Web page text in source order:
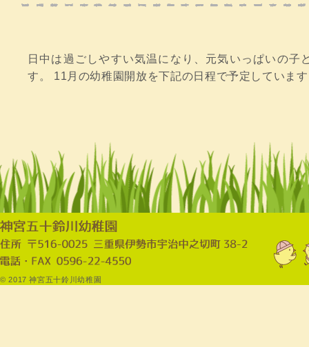
日中は過ごしやすい気温になり、元気いっぱいの
す。 11月の幼稚園開放を下記の日程で予定していま
© 2017 神宮五十鈴川幼稚園